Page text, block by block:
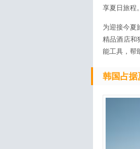
享夏日旅程。
为迎接今夏
精品酒店和
能工具，帮
韩国占据